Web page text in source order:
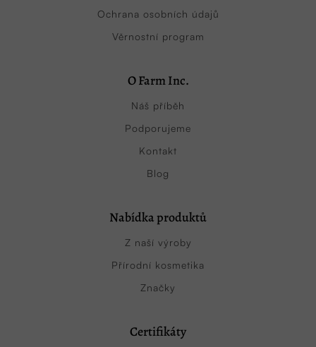
Ochrana osobních údajů
Věrnostní program
O Farm Inc.
Náš příběh
Podporujeme
Kontakt
Blog
Nabídka produktů
Z naší výroby
Přírodní kosmetika
Značky
Certifikáty